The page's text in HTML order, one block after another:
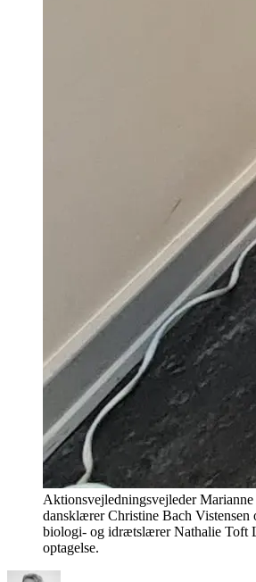
Aktionsvejledningsvejleder
dansklærer Christine Bach Vistensen
biologi- og idrætslærer Nathalie Toft
optagelse.